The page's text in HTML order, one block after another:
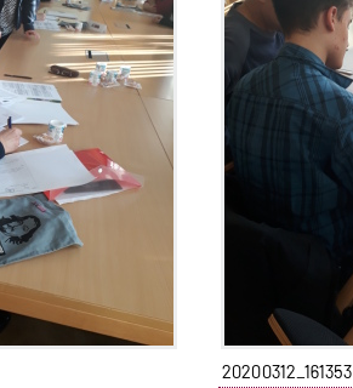
20200312_161353